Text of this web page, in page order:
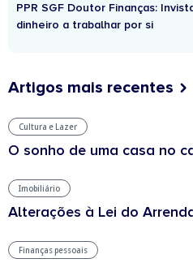
PPR SGF Doutor Finanças:
dinheiro a trabalhar por si
Artigos mais recentes
Cultura e Lazer
O sonho de uma casa no
Imobiliário
Alterações à Lei do
Finanças pessoais